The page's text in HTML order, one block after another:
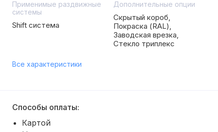
Применимые раздвижные
системы
Shift система
Дополнительные опции
Скрытый короб,
Покраска (RAL),
Заводская врезка,
Стекло триплекс
Все характеристики
Способы оплаты:
Картой